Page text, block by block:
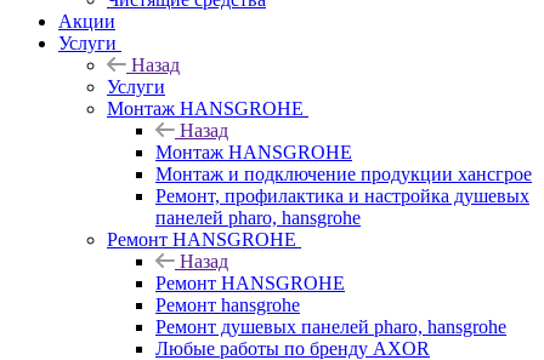
Акции
Услуги
Назад
Услуги
Монтаж HANSGROHE
Назад
Монтаж HANSGROHE
Монтаж и подключение продукции хансгрое
Ремонт, профилактика и настройка душевых
панелей pharo, hansgrohe
Ремонт HANSGROHE
Назад
Ремонт HANSGROHE
Ремонт hansgrohe
Ремонт душевых панелей pharo, hansgrohe
Любые работы по бренду AXOR